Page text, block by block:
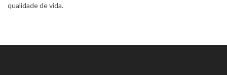
qualidade de vida.